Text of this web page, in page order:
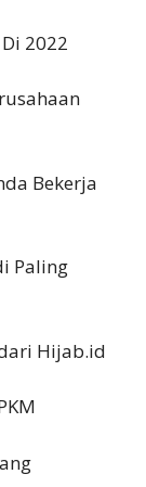
2022
Bekerja
Paling
Hijab.id